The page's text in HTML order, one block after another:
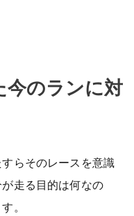
今のランに対
らそのレースを意識
走る目的は何なの
。